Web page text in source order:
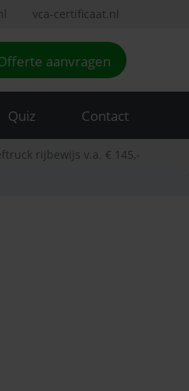
vca-certificaat.nl
aanvragen
Quiz Contact
rijbewijs v.a. € 145,-